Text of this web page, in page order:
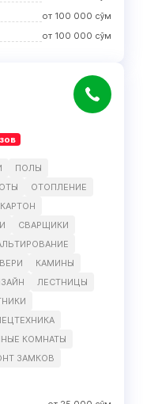
от 100 000 сўм
от 100 000 сўм
ПОЛЫ
ОТОПЛЕНИЕ
СВАРЩИКИ
КАМИНЫ
ЛЕСТНИЦЫ
КОМНАТЫ
ЗАМКОВ